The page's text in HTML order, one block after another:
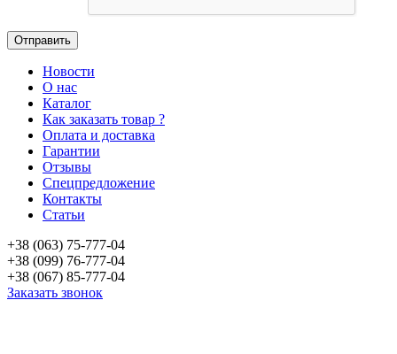
Новости
О нас
Каталог
Как заказать товар ?
Оплата и доставка
Гарантии
Отзывы
Спецпредложение
Контакты
Статьи
+38 (063) 75-777-04
+38 (099) 76-777-04
+38 (067) 85-777-04
Заказать звонок